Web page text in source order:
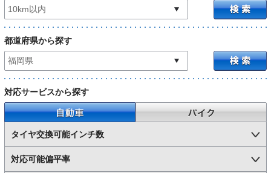
都道府県から探す
対応サービスから探す
自動車
タイヤ交換可能インチ数
対応可能偏平率